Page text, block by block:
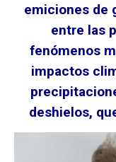
emiciones de
entre las
fenómenos
impactos
deshielos,